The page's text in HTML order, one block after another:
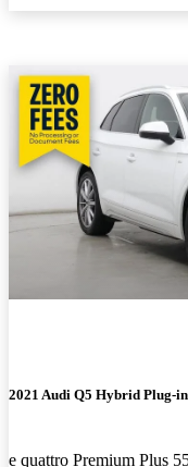
2021 Audi Q5 Hybrid Plug-in
e quattro Premium Plus